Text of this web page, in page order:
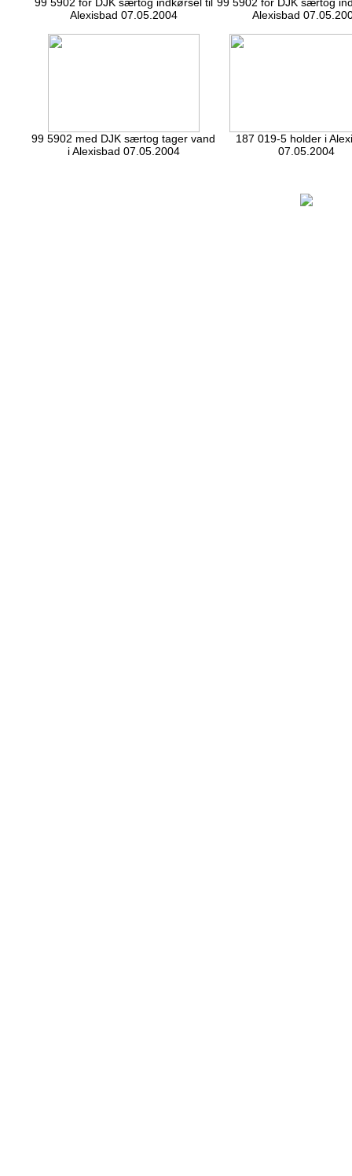
99 5902 for DJK særtog indkørsel til
Alexisbad 07.05.2004
99 5902 for DJK særtog
Alexisbad
99 5902 med DJK særtog tager vand
i Alexisbad 07.05.2004
187 019-5 holder i
07.05.2004